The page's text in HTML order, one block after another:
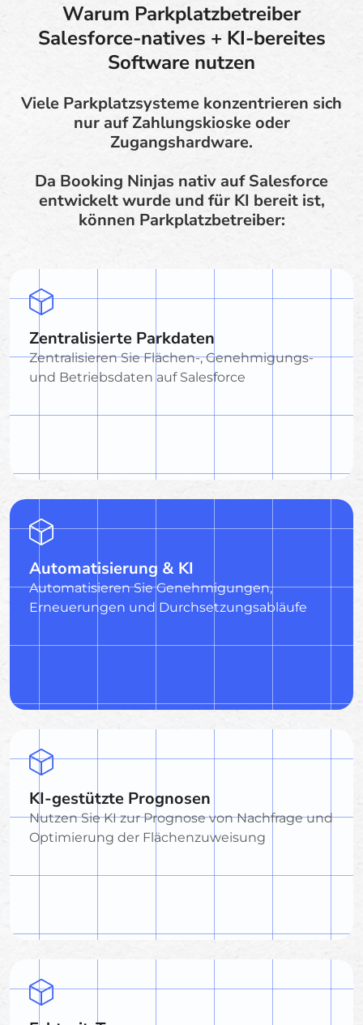
Warum Parkplatzbetreiber
Salesforce-natives + KI-bereites
Software nutzen
Viele Parkplatzsysteme konzentrieren sich
nur auf Zahlungskioske oder
Zugangshardware.
Da Booking Ninjas nativ auf Salesforce
entwickelt wurde und für KI bereit ist,
können Parkplatzbetreiber:
Zentralisierte Parkdaten
Zentralisieren Sie Flächen-, Genehmigungs-
und Betriebsdaten auf Salesforce
Automatisierung & KI
Automatisieren Sie Genehmigungen,
Erneuerungen und Durchsetzungsabläufe
KI-gestützte Prognosen
Nutzen Sie KI zur Prognose von Nachfrage und
Optimierung der Flächenzuweisung